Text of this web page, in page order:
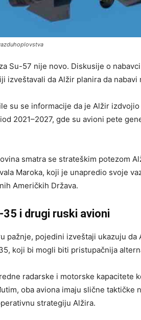
Su-57 nije novo. Diskusije o
izveštavali da Alžir planira da nabavi
su se informacije da je Alžir
2021–2027, gde su avioni pete
smatra se strateškim potezom
Maroka, koji je unapredio svoje
Američkih Država.
i drugi ruski avioni
pažnje, pojedini izveštaji ukazuju da
koji bi mogli biti pristupačnija
radarske i motorske kapacitete
oba aviona imaju slične taktičke
strategiju Alžira.